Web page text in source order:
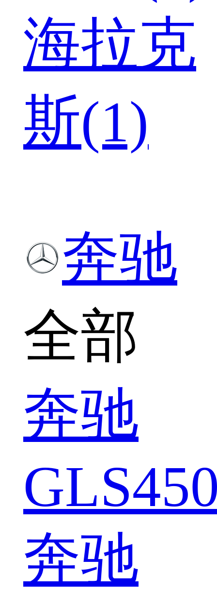
海拉克
斯(1)
奔驰
全部
奔驰
奔驰